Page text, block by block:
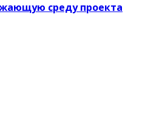
среду проекта